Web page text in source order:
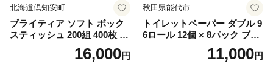
北海道倶知安町
ブライティア ソフト ボック
スティッシュ 200組 400枚 60
箱 日本製 まとめ買い ティッ
シュ リサイクル 長持 防災 常
16,000円
秋田県能代市
トイレットペーパー ダブル 9
6ロール 12個 × 8パック ブラ
ンカ 再生紙 100％ 芯あり 日
用品 消耗品 無香料 生活用品
11,000円